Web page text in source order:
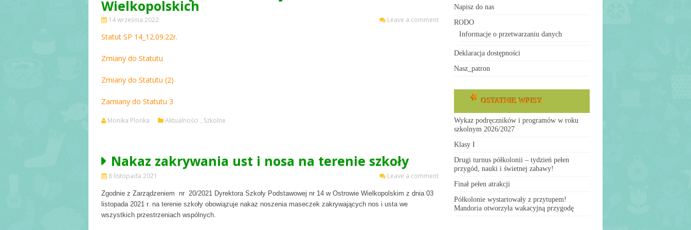
Wielkopolskich
14 września 2022 Leave a comment
Statut SP 14_12.09.22r.
Zmiany do Statutu
Zmiany do Statutu (2)
Zamiany do Statutu 3
Monika Plonka Aktualności , Szkolne
Nakaz zakrywania ust i nosa na terenie szkoły
8 listopada 2021 Leave a comment
Zgodnie z Zarządzeniem nr 20/2021 Dyrektora Szkoły Podstawowej nr 14 w Ostrowie Wielkopolskim z dnia 03
listopada 2021 r. na terenie szkoły obowiązuje nakaz noszenia maseczek zakrywających nos i usta we
wszystkich przestrzeniach wspólnych.
Napisz do nas
RODO
Informacje o przetwarzaniu danych
Deklaracja dostępności
Nasz_patron
OSTATNIE WPISY
Wykaz podręczników i programów w roku
szkolnym 2026/2027
Klasy I
Drugi turnus półkolonii – tydzień pełen
przygód, nauki i świetnej zabawy!
Finał pełen atrakcji
Półkolonie wystartowały z przytupem!
Mandoria otworzyła wakacyjną przygodę